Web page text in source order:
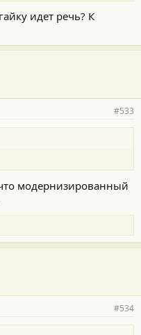
идет речь? К
#533
модернизированный
#534